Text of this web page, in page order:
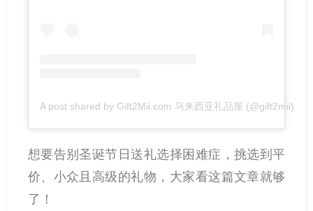
A post shared by Gift2Mii.com 马来西亚礼品屋 (@gift2mii)
想要告别圣诞节日送礼选择困难症，挑选到平
价、小众且高级的礼物，大家看这篇文章就够
了！